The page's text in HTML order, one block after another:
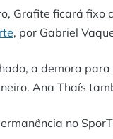
Grafite ficará fixo
, por Gabriel
a demora
Ana Thaís
no